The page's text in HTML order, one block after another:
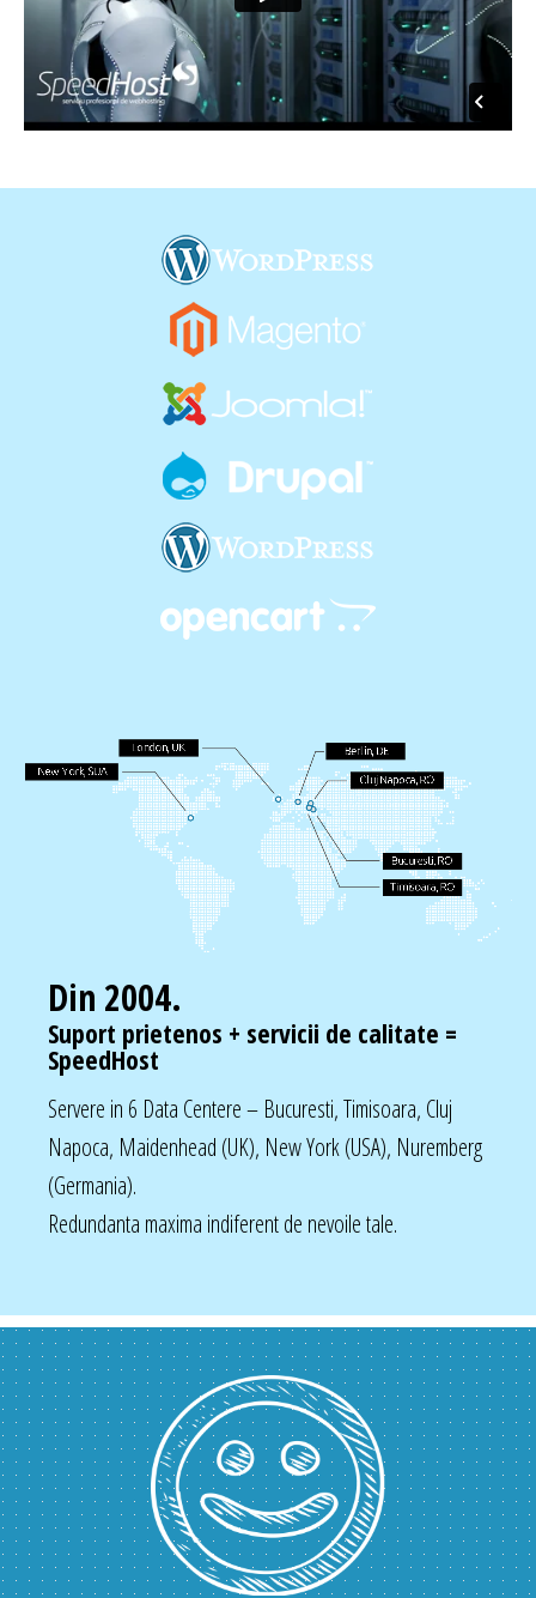
Din 2004.
Suport prietenos + servicii de calitate =
SpeedHost
Servere in 6 Data Centere – Bucuresti, Timisoara, Cluj
Napoca, Maidenhead (UK), New York (USA), Nuremberg
(Germania).
Redundanta maxima indiferent de nevoile tale.